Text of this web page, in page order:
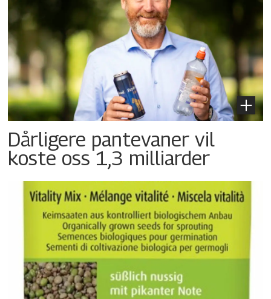
Dårligere pantevaner vil
koste oss 1,3 milliarder